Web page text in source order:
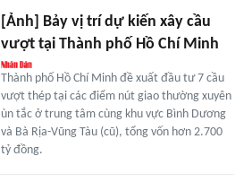
[Ảnh] Bảy vị trí dự kiến xây cầu
vượt tại Thành phố Hồ Chí Minh
Thành phố Hồ Chí Minh đề xuất đầu tư 7 cầu
vượt thép tại các điểm nút giao thường xuyên
ùn tắc ở trung tâm cùng khu vực Bình Dương
và Bà Rịa-Vũng Tàu (cũ), tổng vốn hơn 2.700
tỷ đồng.